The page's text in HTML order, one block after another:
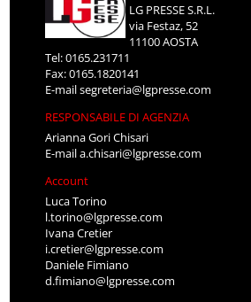
LG PRESSE S.R.L.
via Festaz, 52
11100 AOSTA
Tel: 0165.231711
Fax: 0165.1820141
E-mailsegreteria@lgpresse.com
RESPONSABILE DI AGENZIA
Arianna Gori Chisari
E-maila.chisari@lgpresse.com
Account
Luca Torino
l.torino@lgpresse.com
Ivana Cretier
i.cretier@lgpresse.com
Daniele Fimiano
d.fimiano@lgpresse.com